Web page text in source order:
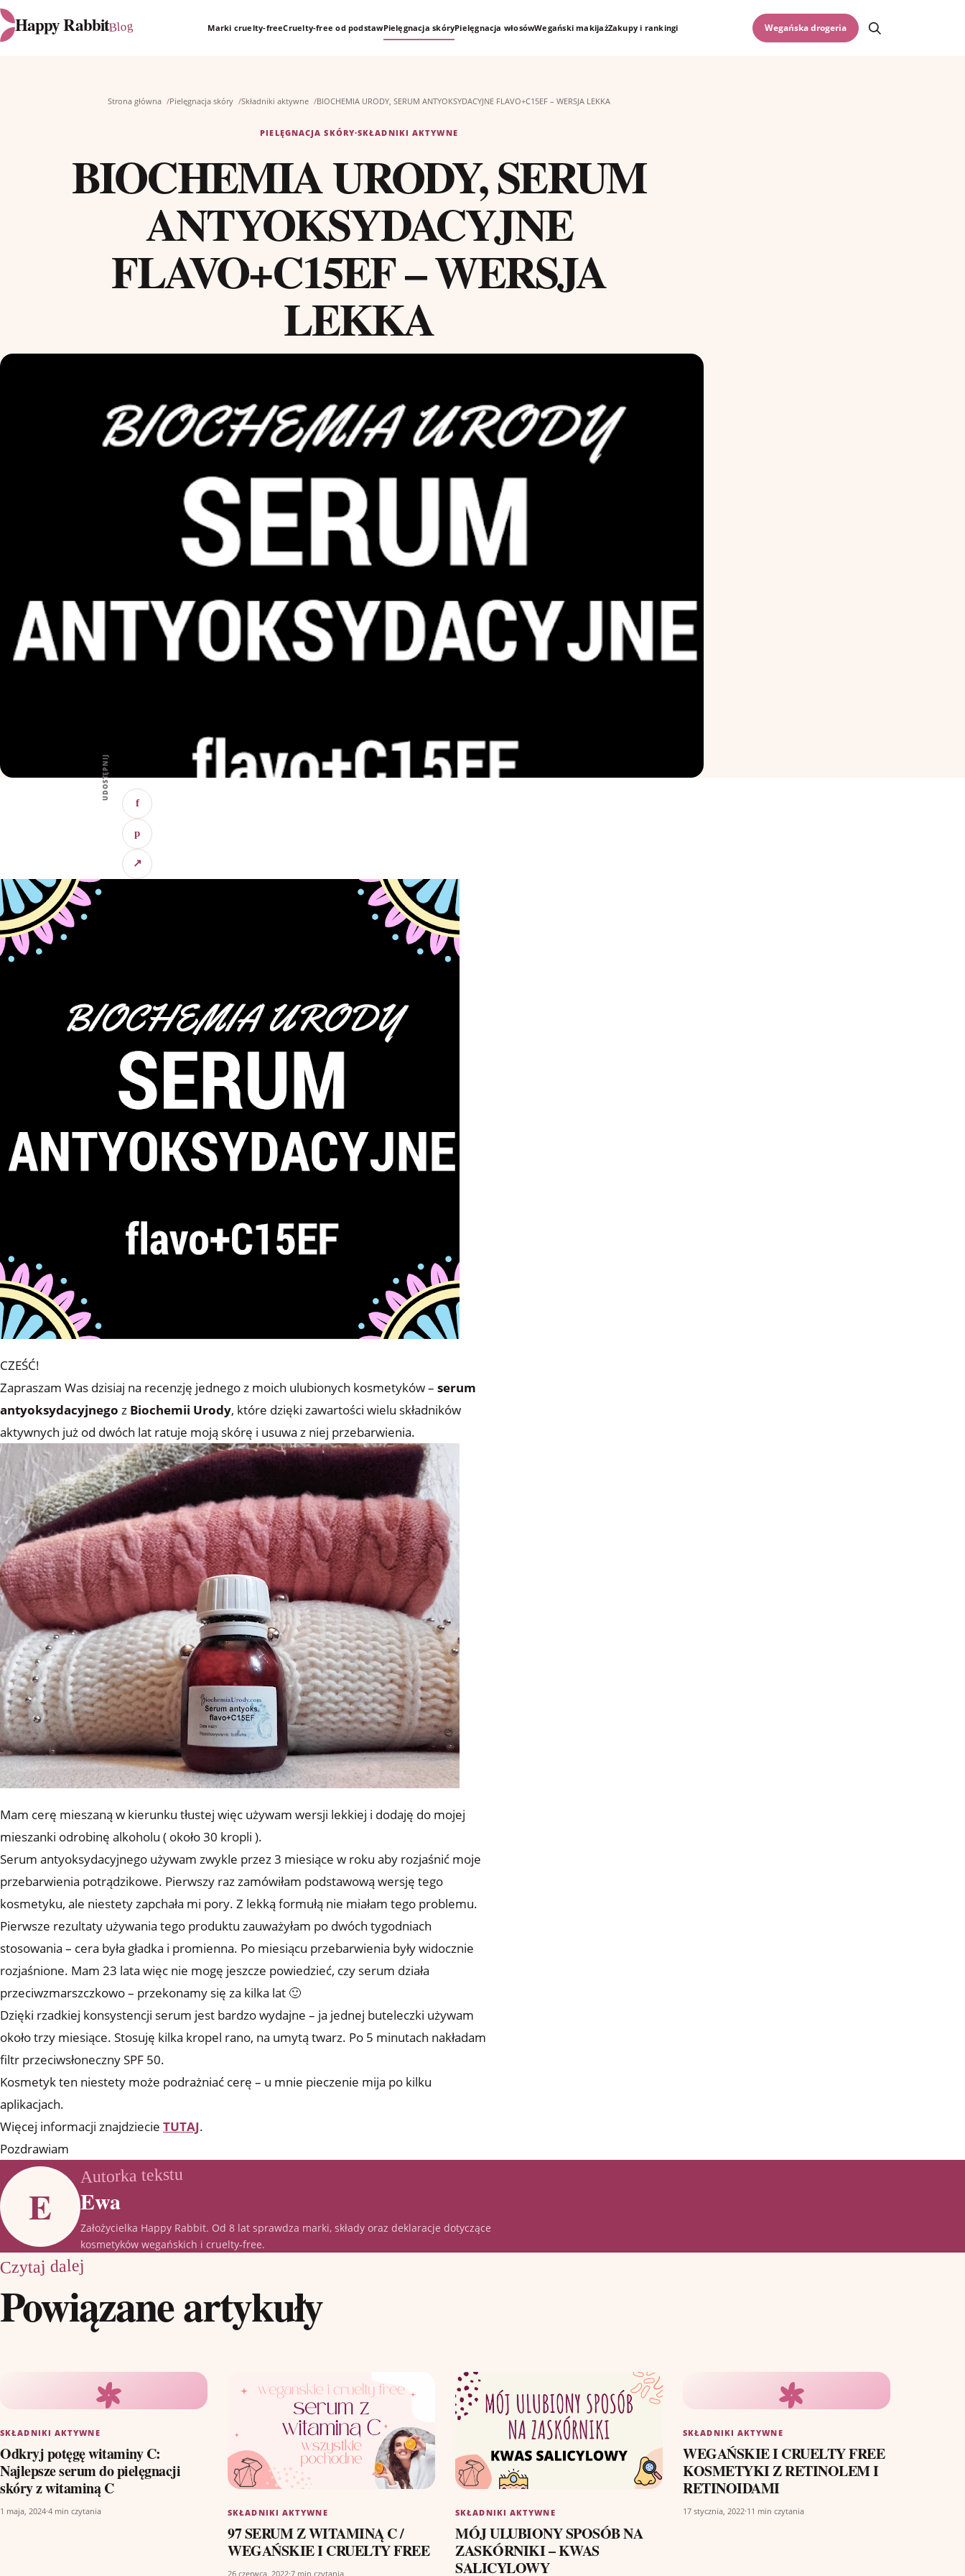
Happy RabbitBlog Marki cruelty-freeCruelty-free od podstawPielęgnacja skóryPielęgnacja włosówWegański makijażZakupy i rankingi Wegańska drogeria Otwórz
Strona główna Pielęgnacja skóry Składniki aktywne BIOCHEMIA URODY, SERUM ANTYOKSYDACYJNE FLAVO+C15EF – WERSJA LEKKA
PIELĘGNACJA SKÓRY·SKŁADNIKI AKTYWNE
BIOCHEMIA URODY, SERUM
ANTYOKSYDACYJNE
FLAVO+C15EF – WERSJA
LEKKA
UDOSTĘPNIJ
f
p
↗
CZEŚĆ!
Zapraszam Was dzisiaj na recenzję jednego z moich ulubionych kosmetyków – serum
antyoksydacyjnego z Biochemii Urody, które dzięki zawartości wielu składników
aktywnych już od dwóch lat ratuje moją skórę i usuwa z niej przebarwienia.
Mam cerę mieszaną w kierunku tłustej więc używam wersji lekkiej i dodaję do mojej
mieszanki odrobinę alkoholu ( około 30 kropli ).
Serum antyoksydacyjnego używam zwykle przez 3 miesiące w roku aby rozjaśnić moje
przebarwienia potrądzikowe. Pierwszy raz zamówiłam podstawową wersję tego
kosmetyku, ale niestety zapchała mi pory. Z lekką formułą nie miałam tego problemu.
Pierwsze rezultaty używania tego produktu zauważyłam po dwóch tygodniach
stosowania – cera była gładka i promienna. Po miesiącu przebarwienia były widocznie
rozjaśnione. Mam 23 lata więc nie mogę jeszcze powiedzieć, czy serum działa
przeciwzmarszczkowo – przekonamy się za kilka lat 🙂
Dzięki rzadkiej konsystencji serum jest bardzo wydajne – ja jednej buteleczki używam
około trzy miesiące. Stosuję kilka kropel rano, na umytą twarz. Po 5 minutach nakładam
filtr przeciwsłoneczny SPF 50.
Kosmetyk ten niestety może podrażniać cerę – u mnie pieczenie mija po kilku
aplikacjach.
Więcej informacji znajdziecie TUTAJ.
Pozdrawiam
E
Autorka tekstu
Ewa
Założycielka Happy Rabbit. Od 8 lat sprawdza marki, składy oraz deklaracje dotyczące
kosmetyków wegańskich i cruelty-free.
Czytaj dalej
Powiązane artykuły
SKŁADNIKI AKTYWNE
Odkryj potęgę witaminy C:
Najlepsze serum do pielęgnacji
skóry z witaminą C
1 maja, 2024·4 min czytania SKŁADNIKI AKTYWNE
97 SERUM Z WITAMINĄ C /
WEGAŃSKIE I CRUELTY FREE
26 czerwca, 2022·7 min czytania
SKŁADNIKI AKTYWNE
MÓJ ULUBIONY SPOSÓB NA
ZASKÓRNIKI – KWAS
SALICYLOWY
SKŁADNIKI AKTYWNE
WEGAŃSKIE I CRUELTY FREE
KOSMETYKI Z RETINOLEM I
RETINOIDAMI
17 stycznia, 2022·11 min czytania